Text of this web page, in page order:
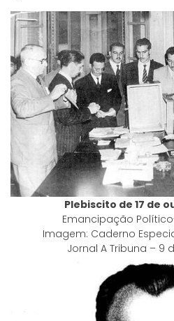
Plebiscito de 17 de
Emancipação
Imagem: Caderno
Jornal A Tribuna – 9